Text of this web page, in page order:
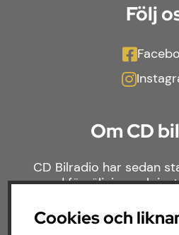
Följ
Om CD
CD Bilradio har sedan
med försäljning och
brett sortiment av
bilmärken
Cookies och